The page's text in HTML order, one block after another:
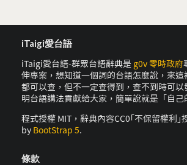
iTaigi愛台語
iTaigi愛台語-群眾台語辭典是 g0v 零時政府
伸專案，想知道一個詞的台語怎麼說，來
都可以查，但不一定查得到，查不到時可
明台語講法貢獻給大家，簡單說就是「自己
程式授權 MIT，辭典內容CC0｢不保留權利｣
by BootStrap 5.
條款